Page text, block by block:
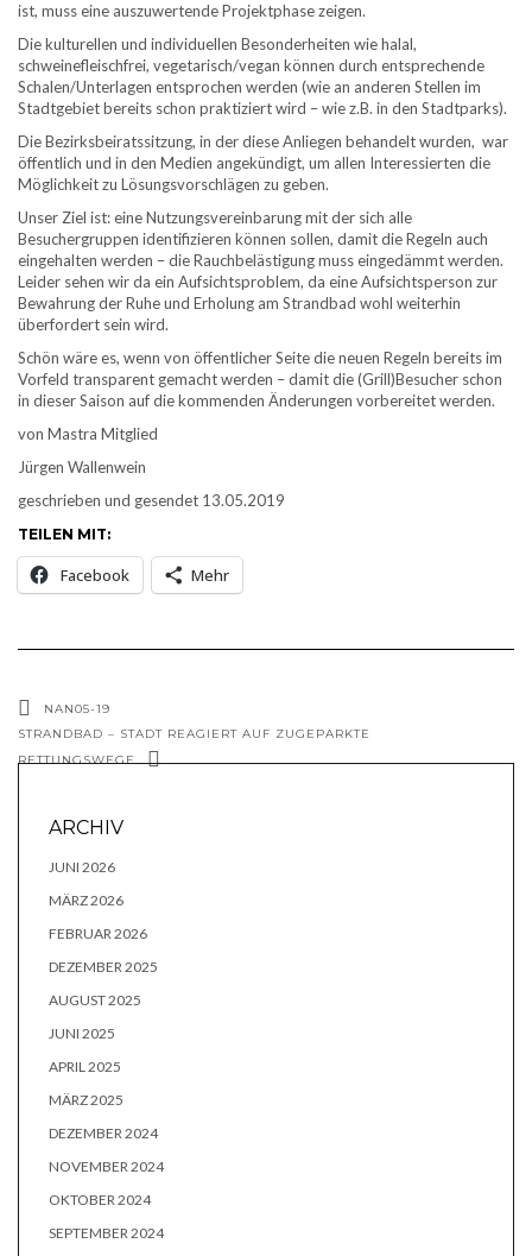
ist, muss eine auszuwertende Projektphase zeigen.
Die kulturellen und individuellen Besonderheiten wie halal,
schweinefleischfrei, vegetarisch/vegan können durch entsprechende
Schalen/Unterlagen entsprochen werden (wie an anderen Stellen im
Stadtgebiet bereits schon praktiziert wird – wie z.B. in den Stadtparks).
Die Bezirksbeiratssitzung, in der diese Anliegen behandelt wurden, war
öffentlich und in den Medien angekündigt, um allen Interessierten die
Möglichkeit zu Lösungsvorschlägen zu geben.
Unser Ziel ist: eine Nutzungsvereinbarung mit der sich alle
Besuchergruppen identifizieren können sollen, damit die Regeln auch
eingehalten werden – die Rauchbelästigung muss eingedämmt werden.
Leider sehen wir da ein Aufsichtsproblem, da eine Aufsichtsperson zur
Bewahrung der Ruhe und Erholung am Strandbad wohl weiterhin
überfordert sein wird.
Schön wäre es, wenn von öffentlicher Seite die neuen Regeln bereits im
Vorfeld transparent gemacht werden – damit die (Grill)Besucher schon
in dieser Saison auf die kommenden Änderungen vorbereitet werden.
von Mastra Mitglied
Jürgen Wallenwein
geschrieben und gesendet 13.05.2019
TEILEN MIT:
Facebook Mehr
NAN05-19
STRANDBAD – STADT REAGIERT AUF ZUGEPARKTE
RETTUNGSWEGE
ARCHIV
JUNI 2026
MÄRZ 2026
FEBRUAR 2026
DEZEMBER 2025
AUGUST 2025
JUNI 2025
APRIL 2025
MÄRZ 2025
DEZEMBER 2024
NOVEMBER 2024
OKTOBER 2024
SEPTEMBER 2024